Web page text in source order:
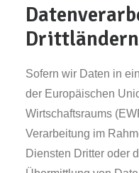
Drittländern
Sofern wir Daten in
der Europäischen
Wirtschaftsraums
Verarbeitung im
Diensten Dritter oder